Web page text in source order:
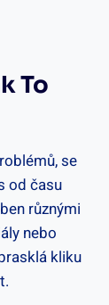
To
se⁣
od času
různými⁣
nebo
kliku